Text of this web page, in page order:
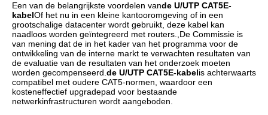
Een van de belangrijkste voordelen vande U/UTP CAT5E-
kabelOf het nu in een kleine kantooromgeving of in een
grootschalige datacenter wordt gebruikt, deze kabel kan
naadloos worden geïntegreerd met routers.,De Commissie is
van mening dat de in het kader van het programma voor de
ontwikkeling van de interne markt te verwachten resultaten van
de evaluatie van de resultaten van het onderzoek moeten
worden gecompenseerd. de U/UTP CAT5E-kabelis achterwaarts
compatibel met oudere CAT5-normen, waardoor een
kosteneffectief upgradepad voor bestaande
netwerkinfrastructuren wordt aangeboden.